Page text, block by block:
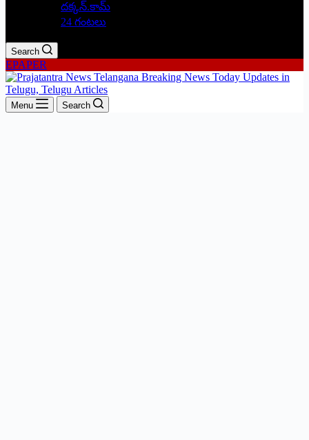
దక్కన్.కామ్
24 గంటలు
Search
EPAPER
Menu Search